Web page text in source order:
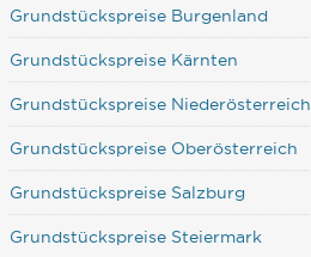
Grundstückspreise Burgenland
Grundstückspreise Kärnten
Grundstückspreise Niederösterreich
Grundstückspreise Oberösterreich
Grundstückspreise Salzburg
Grundstückspreise Steiermark